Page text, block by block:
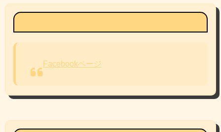
Facebookページ